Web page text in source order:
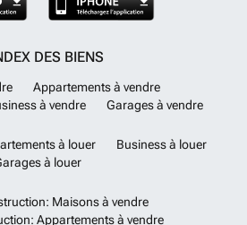
DES BIENS
Appartements à vendre
à vendre Garages à vendre
à louer
Business à louer
à louer
Maisons à vendre
Appartements à vendre